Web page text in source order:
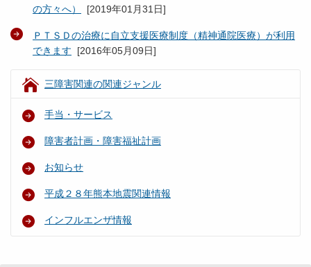
の方々へ）
[2019年01月31日]
ＰＴＳＤの治療に自立支援医療制度（精神通院医療）が利用
できます [2016年05月09日]
三障害関連の関連ジャンル
手当・サービス
障害者計画・障害福祉計画
お知らせ
平成２８年熊本地震関連情報
インフルエンザ情報